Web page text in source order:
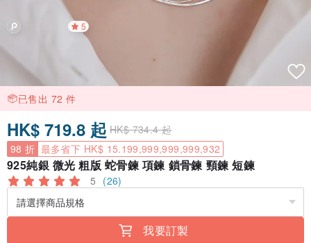
5
已售出 72 件
HK$ 719.8 起 HK$ 734.4 起
98 折 最多省下 HK$ 15.199,999,999,999,932
925純銀 微光 粗版 蛇骨鍊 項鍊 鎖骨鍊 頸鍊 短鍊
5 (26)
我要訂製